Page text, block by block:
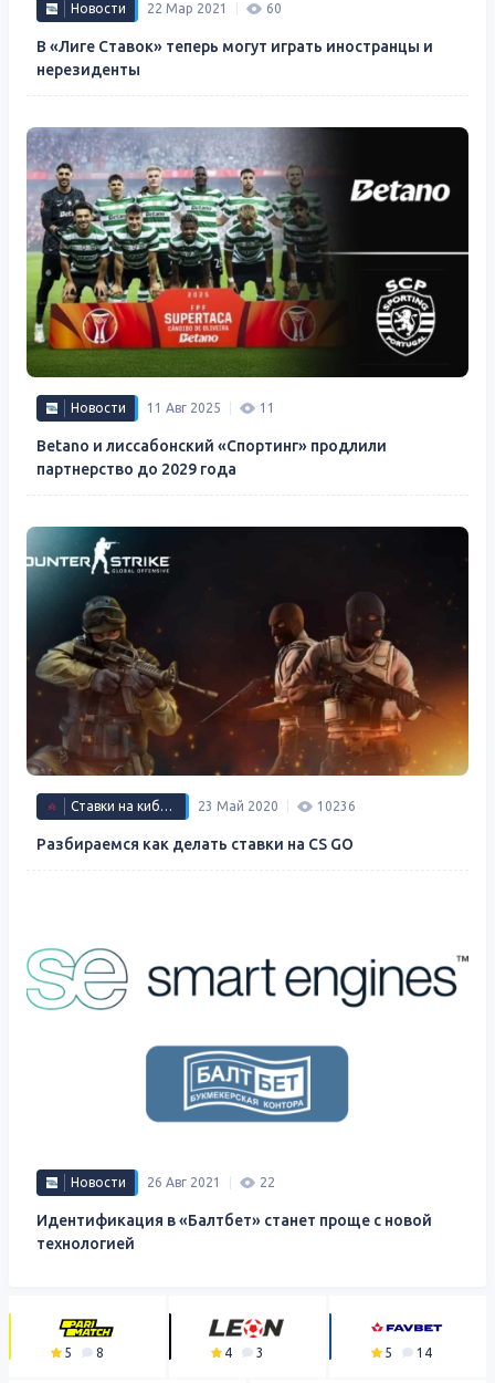
Новости 22 Мар 2021 60
В «Лиге Ставок» теперь могут играть иностранцы и
нерезиденты
Новости 11 Авг 2025 11
Betano и лиссабонский «Спортинг» продлили
партнерство до 2029 года
Ставки на киберспорт 23 Май 2020 10236
Разбираемся как делать ставки на CS GO
Новости 26 Авг 2021 22
Идентификация в «Балтбет» станет проще с новой
технологией
5 8 4 3 5 14